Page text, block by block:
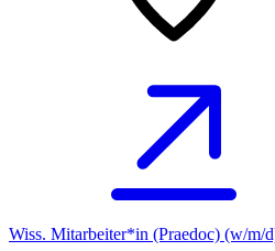
Wiss. Mitarbeiter*in (Praedoc) (w/m/